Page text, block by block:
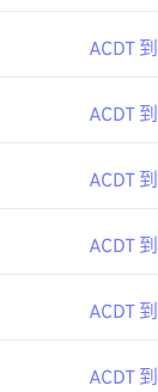
ACDT
ACDT
ACDT
ACDT
ACDT
ACDT